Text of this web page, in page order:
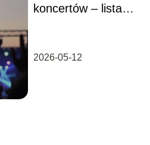
koncertów – lista
2026-05-12